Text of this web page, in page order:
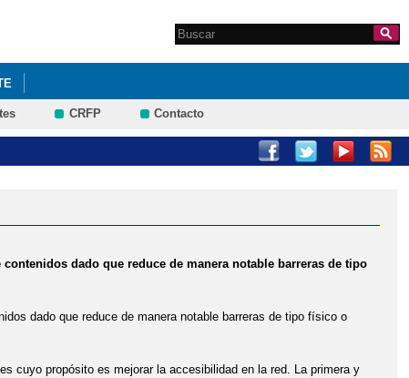
Formulario de
Search this site
CRFP Contacto
dado que reduce de manera notable barreras de tipo
dado que reduce de manera notable barreras de tipo físico o
cuyo propósito es mejorar la accesibilidad en la red. La primera y